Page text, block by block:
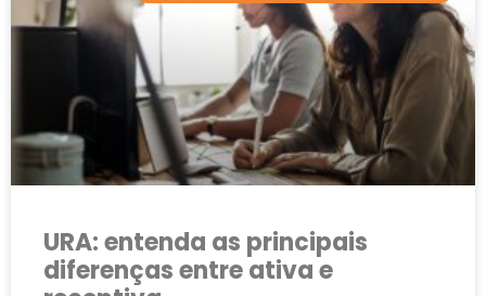
URA: entenda as principais
diferenças entre ativa e